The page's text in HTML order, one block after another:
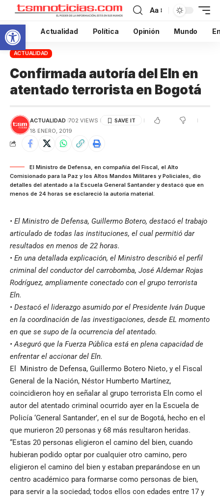
Abrir barra de herramientas
Aa
Inicio Actualidad Política Opinión Mundo
ACTUALIDAD
Confirmada autoría del Eln en
atentado terrorista en Bogotá
ACTUALIDAD 702 VIEWS
18 ENERO, 2019
El Ministro de Defensa, en compañía del Fiscal, el Alto
Comisionado para la Paz y los Altos Mandos Militares y Policiales, dio
detalles del atentado a la Escuela General Santander y destacó que en
menos de 24 horas se esclareció la autoría material.
• El Ministro de Defensa, Guillermo Botero, destacó el trabajo
articulado de todas las instituciones, el cual permitió dar
resultados en menos de 22 horas.
• En una detallada explicación, el Ministro describió el perfil
criminal del conductor del carrobomba, José Aldemar Rojas
Rodríguez, ampliamente conectado con el grupo terrorista
Eln.
• Destacó el liderazgo asumido por el Presidente Iván Duque
en la coordinación de las investigaciones, desde EL momento
en que se supo de la ocurrencia del atentado.
• Aseguró que la Fuerza Pública está en plena capacidad de
enfrentar el accionar del Eln.
El Ministro de Defensa, Guillermo Botero Nieto, y el Fiscal
General de la Nación, Néstor Humberto Martínez,
coincidieron hoy en señalar al grupo terrorista Eln como el
autor del atentado criminal ocurrido ayer en la Escuela de
Policía ‘General Santander’, en el sur de Bogotá, hecho en el
que murieron 20 personas y 68 más resultaron heridas.
“Estas 20 personas eligieron el camino del bien, cuando
hubieran podido optar por cualquier otro camino, pero
eligieron el camino del bien y estaban preparándose en un
centro académico para formarse como personas de bien,
para servir a la sociedad; todos ellos con edades entre 17 y